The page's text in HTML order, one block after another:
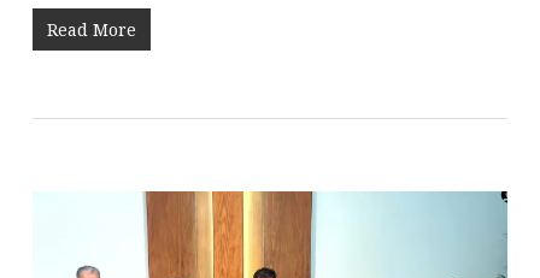
Read More